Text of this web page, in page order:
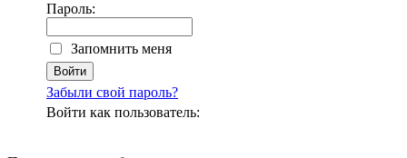
Пароль:
Запомнить меня
Забыли свой пароль?
Войти как пользователь: